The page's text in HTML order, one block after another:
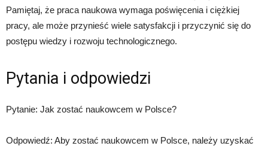
Pamiętaj, że praca naukowa wymaga poświęcenia i ciężkiej
pracy, ale może przynieść wiele satysfakcji i przyczynić się do
postępu wiedzy i rozwoju technologicznego.
Pytania i odpowiedzi
Pytanie: Jak zostać naukowcem w Polsce?
Odpowiedź: Aby zostać naukowcem w Polsce, należy uzyskać